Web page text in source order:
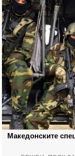
Македонските